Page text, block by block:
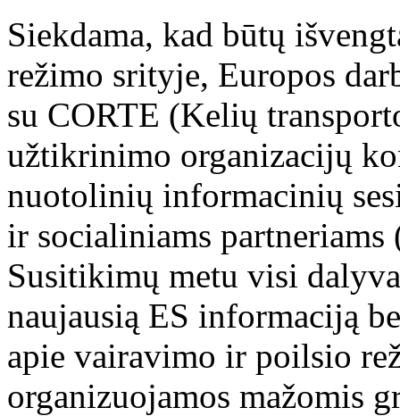
Siekdama, kad būtų
režimo srityje, Europos
su CORTE (Kelių
užtikrinimo organizacijų
nuotolinių informacinių
ir socialiniams
Susitikimų metu visi
naujausią ES informaciją
apie vairavimo ir poilsio
organizuojamos mažomis